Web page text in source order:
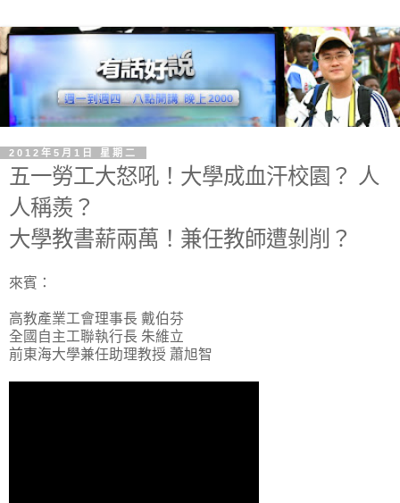
2012年5月1日 星期二
五一勞工大怒吼！大學成血汗校園？ 人
人稱羨？
大學教書薪兩萬！兼任教師遭剝削？
來賓：
高教產業工會理事長 戴伯芬
全國自主工聯執行長 朱維立
前東海大學兼任助理教授 蕭旭智